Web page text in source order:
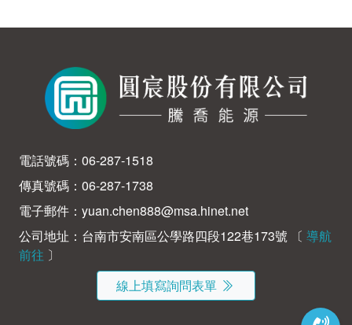
電話號碼： 06-287-1518
傳真號碼：06-287-1738
電子郵件： yuan.chen888@msa.hinet.net
公司地址：台南市安南區公學路四段122巷173號 〔 導航
前往 〕
線上填寫詢問表單